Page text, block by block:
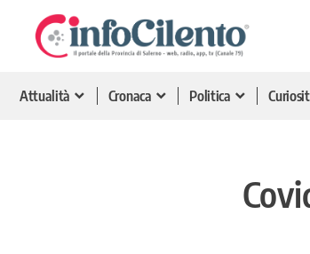
Attualità Cronaca Politica